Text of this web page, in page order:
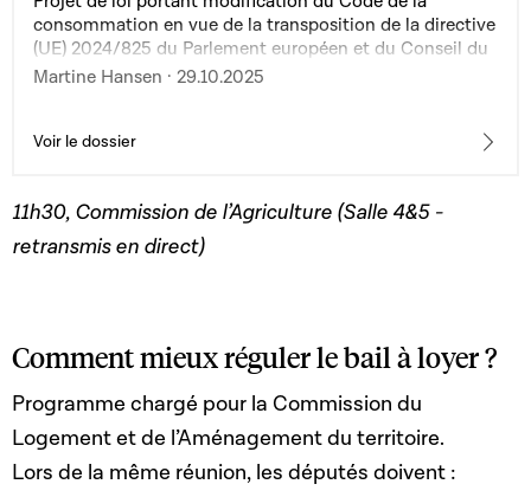
consommation en vue de la transposition de la directive
(UE) 2024/825 du Parlement européen et du Conseil du
28 février 2024 modifiant les directives 2005/29/CE et
une meilleure protection contre les pratiques déloyales
Martine Hansen · 29.10.2025
Voir le dossier
11h30, Commission de l’Agriculture (Salle 4&5 -
retransmis en direct)
Comment mieux réguler le bail à loyer ?
Programme chargé pour la Commission du
Logement et de l’Aménagement du territoire.
Lors de la même réunion, les députés doivent :